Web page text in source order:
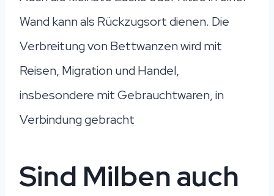
Wand kann als Rückzugsort dienen. Die
Verbreitung von Bettwanzen wird mit
Reisen, Migration und Handel,
insbesondere mit Gebrauchtwaren, in
Verbindung gebracht
Sind Milben auch